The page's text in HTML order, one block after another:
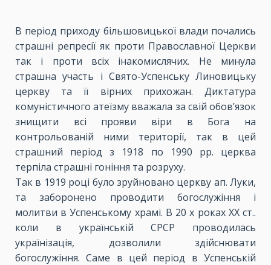
В період приходу більшовицької влади почались
страшні репресії як проти Православної Церкви
так і проти всіх інакомислячих. Не минула
страшна участь і Свято-Успенську Линовицьку
церкву та її вірних прихожан. Диктатура
комуністичного атеїзму вважала за свій обов’язок
знищити всі прояви віри в Бога на
контрольованій ними території, так в цей
страшний період з 1918 по 1990 рр. церква
терпіла страшні гоніння та розруху.
Так в 1919 році було зруйновано церкву ап. Луки,
та заборонено проводити богослужіння і
молитви в Успенському храмі. В 20 х роках ХХ ст..
коли в українській СРСР проводилась
українізація, дозволили здійснювати
богослужіння. Саме в цей період в Успенській